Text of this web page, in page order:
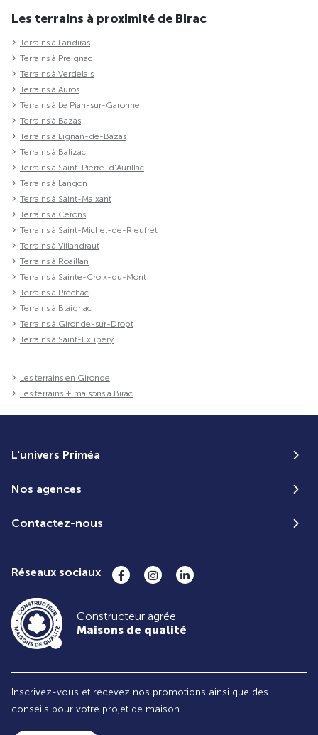
Les terrains à proximité de Birac
Terrains à Landiras
Terrains à Preignac
Terrains à Verdelais
Terrains à Auros
Terrains à Le Pian-sur-Garonne
Terrains à Bazas
Terrains à Lignan-de-Bazas
Terrains à Balizac
Terrains à Saint-Pierre-d'Aurillac
Terrains à Langon
Terrains à Saint-Maixant
Terrains à Cérons
Terrains à Saint-Michel-de-Rieufret
Terrains à Villandraut
Terrains à Roaillan
Terrains à Sainte-Croix-du-Mont
Terrains à Préchac
Terrains à Blaignac
Terrains à Gironde-sur-Dropt
Terrains à Saint-Exupéry
Les terrains en Gironde
Les terrains + maisons à Birac
L'univers Priméa
Nos agences
Contactez-nous
Réseaux sociaux
Constructeur agrée
Maisons de qualité
Inscrivez-vous et recevez nos promotions ainsi que des
conseils pour votre projet de maison